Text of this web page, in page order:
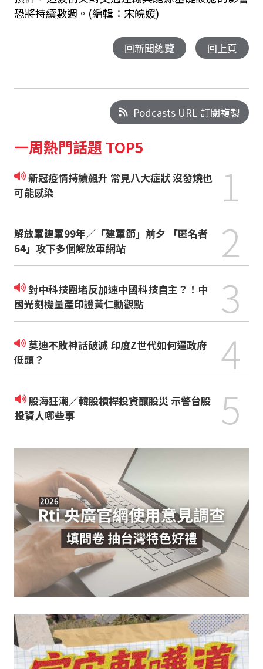
恐將持續數週。(編輯：宋皖媛)
回新聞總覽 回上頁
Podcasts URL 訂閱複製
一周熱門話題 TOP5
新冠疫情持續飆升 常見八大症狀 沒發燒也
可能感染
1
解放軍建軍99年／「建軍節」前夕 「匿名者
64」攻下多個解放軍網站
2
對中科技圍堵反加速中國科技自主？！中
國光刻機量產印證黃仁勳觀點
3
莫迪不敗神話破滅 印度Z世代如何逼政府
低頭？
4
股海狂潮／韓股槓桿投資釀股災 示警台股
投資人哪些事
5